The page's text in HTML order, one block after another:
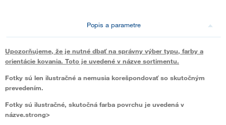
Popis a parametre
Upozorňujeme, že je nutné dbať na správny výber typu, farby a
orientácie kovania. Toto je uvedené v názve sortimentu.
Fotky sú len ilustračné a nemusia korešpondovať so skutočným
prevedením.
Fotky sú ilustračné, skutočná farba povrchu je uvedená v
názve.strong>